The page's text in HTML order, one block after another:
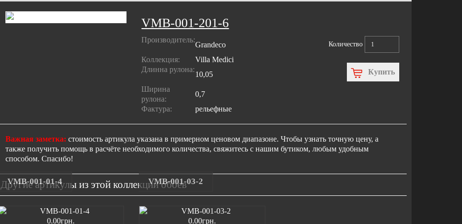
VMB-001-201-6
Производитель:
Grandeco
Коллекция:
Villa Medici
Длинна рулона:
10,05
Ширина
рулона:
0,7
Фактура:
рельефные
Количество
Купить
Важная заметка: стоимость артикула указана в примерном ценовом диапазоне. Чтобы узнать точную цену, а
также получить помощь в расчёте необходимого количества, свяжитесь с нашим бутиком, любым удобным
способом. Спасибо!
Другие артикулы из этой коллекции обоев
VMB-001-01-4
0.00грн.
VMB-001-03-2
0.00грн.